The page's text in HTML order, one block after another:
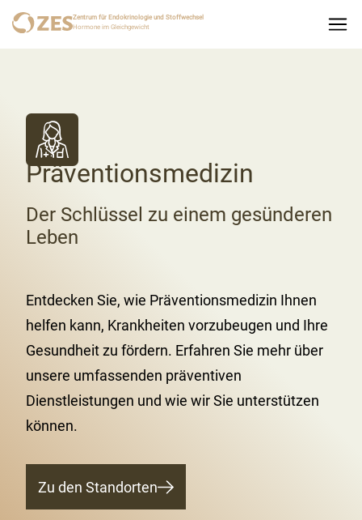
Zentrum für Endokrinologie und Stoffwechsel
Hormone im Gleichgewicht
Präventionsmedizin
Der Schlüssel zu einem gesünderen
Leben
Entdecken Sie, wie Präventionsmedizin Ihnen
helfen kann, Krankheiten vorzubeugen und Ihre
Gesundheit zu fördern. Erfahren Sie mehr über
unsere umfassenden präventiven
Dienstleistungen und wie wir Sie unterstützen
können.
Zu den Standorten